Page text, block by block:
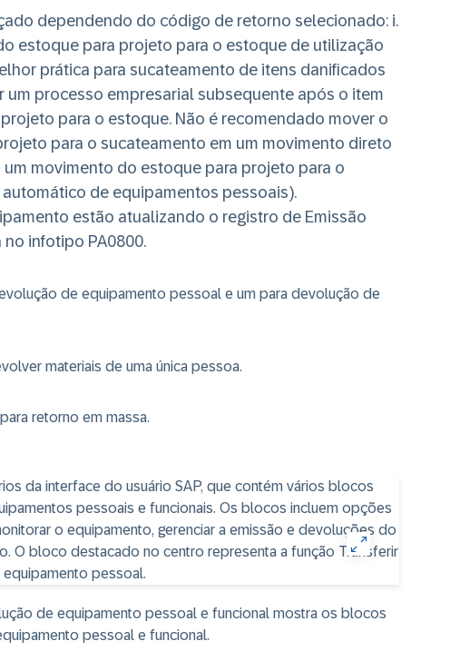
dependendo do código de retorno selecionado: i.
estoque para projeto para o estoque de utilização
prática para sucateamento de itens danificados
um processo empresarial subsequente após o item
para o estoque. Não é recomendado mover o
para o sucateamento em um movimento direto
um movimento do estoque para projeto para o
de equipamentos pessoais).
estão atualizando o registro de Emissão
infotipo PA0800.
de equipamento pessoal e um para devolução de
materiais de uma única pessoa.
retorno em massa.
de equipamento pessoal e funcional mostra os blocos
pessoal e funcional.